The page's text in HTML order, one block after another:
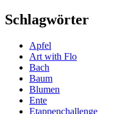
Schlagwörter
Apfel
Art with Flo
Bach
Baum
Blumen
Ente
Etappenchallenge